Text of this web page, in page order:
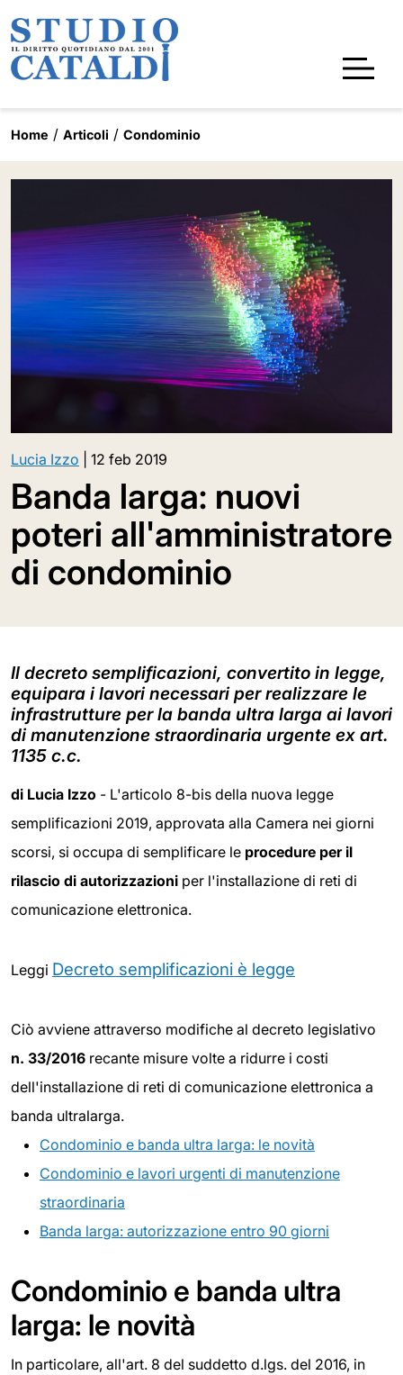
Home Articoli Condominio
Lucia Izzo 12 feb 2019
Banda larga: nuovi
poteri all'amministratore
di condominio
Il decreto semplificazioni, convertito in legge,
equipara i lavori necessari per realizzare le
infrastrutture per la banda ultra larga ai lavori
di manutenzione straordinaria urgente ex art.
1135 c.c.
di Lucia Izzo - L'articolo 8-bis della nuova legge
semplificazioni 2019, approvata alla Camera nei giorni
scorsi, si occupa di semplificare le procedure per il
rilascio di autorizzazioni per l'installazione di reti di
comunicazione elettronica.
Leggi Decreto semplificazioni è legge
Ciò avviene attraverso modifiche al decreto legislativo
n. 33/2016 recante misure volte a ridurre i costi
dell'installazione di reti di comunicazione elettronica a
banda ultralarga.
Condominio e banda ultra larga: le novità
Condominio e lavori urgenti di manutenzione
straordinaria
Banda larga: autorizzazione entro 90 giorni
Condominio e banda ultra
larga: le novità
In particolare, all'art. 8 del suddetto d.lgs. del 2016, in